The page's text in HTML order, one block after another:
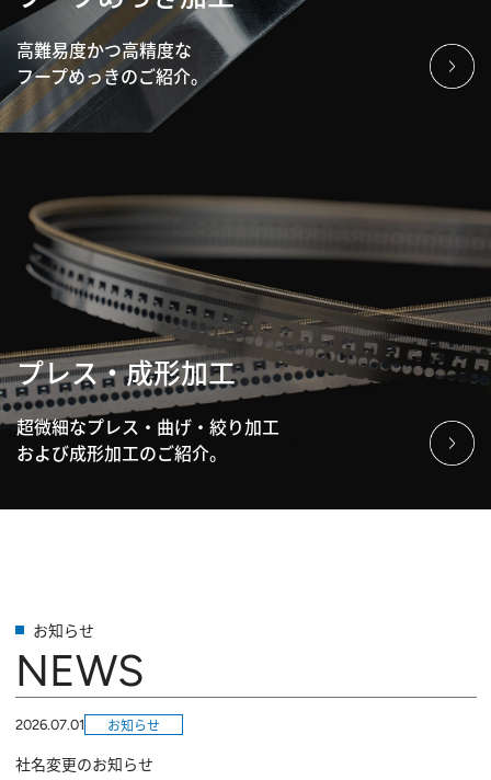
高難易度かつ高精度な
フープめっきのご紹介。
プレス・成形加工
超微細なプレス・曲げ・絞り加工
および成形加工のご紹介。
お知らせ
NEWS
2026.07.01 お知らせ
社名変更のお知らせ